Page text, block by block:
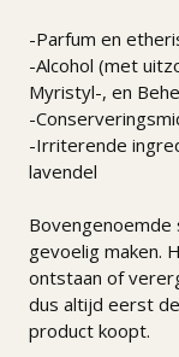
-Parfum en
-Alcohol (met
Myristyl-, en
-
-Irriterende
lavendel
Bovengenoemde
gevoelig maken.
ontstaan of
dus altijd eerst
product koopt.